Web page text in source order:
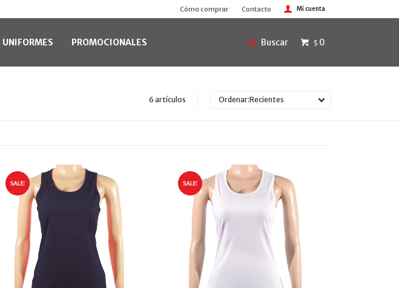
UNIFORMES PROMOCIONALES $ 0
Cómo comprar Contacto
6 artículos Recientes